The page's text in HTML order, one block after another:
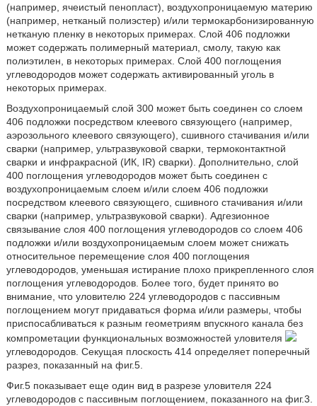
(например, ячеистый пенопласт), воздухопроницаемую материю
(например, нетканый полиэстер) и/или термокарбонизированную
нетканую пленку в некоторых примерах. Слой 406 подложки
может содержать полимерный материал, смолу, такую как
полиэтилен, в некоторых примерах. Слой 400 поглощения
углеводородов может содержать активированный уголь в
некоторых примерах.
Воздухопроницаемый слой 300 может быть соединен со слоем
406 подложки посредством клеевого связующего (например,
аэрозольного клеевого связующего), сшивного стачивания и/или
сварки (например, ультразвуковой сварки, термоконтактной
сварки и инфракрасной (ИК, IR) сварки). Дополнительно, слой
400 поглощения углеводородов может быть соединен с
воздухопроницаемым слоем и/или слоем 406 подложки
посредством клеевого связующего, сшивного стачивания и/или
сварки (например, ультразвуковой сварки). Адгезионное
связывание слоя 400 поглощения углеводородов со слоем 406
подложки и/или воздухопроницаемым слоем может снижать
относительное перемещение слоя 400 поглощения
углеводородов, уменьшая истирание плохо прикрепленного слоя
поглощения углеводородов. Более того, будет принято во
внимание, что уловителю 224 углеводородов с пассивным
поглощением могут придаваться форма и/или размеры, чтобы
приспосабливаться к разным геометриям впускного канала без
компрометации функциональных возможностей уловителя
углеводородов. Секущая плоскость 414 определяет поперечный
разрез, показанный на фиг.5.
Фиг.5 показывает еще один вид в разрезе уловителя 224
углеводородов с пассивным поглощением, показанного на фиг.3.